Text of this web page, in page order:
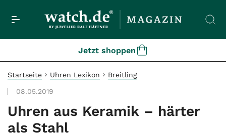
Jetzt shoppen
Startseite Uhren Lexikon Breitling
08.05.2019
Uhren aus Keramik – härter
als Stahl